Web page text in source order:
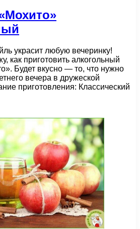
украсит любую вечеринку!
как приготовить алкогольный
Будет вкусно — то, что нужно
вечера в дружеской
приготовления: Классический